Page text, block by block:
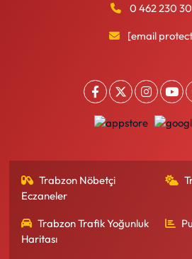
0 462 230
[email
Trabzon Nöbetçi
Eczaneler
Trabzon Trafik Yoğunluk
Haritası